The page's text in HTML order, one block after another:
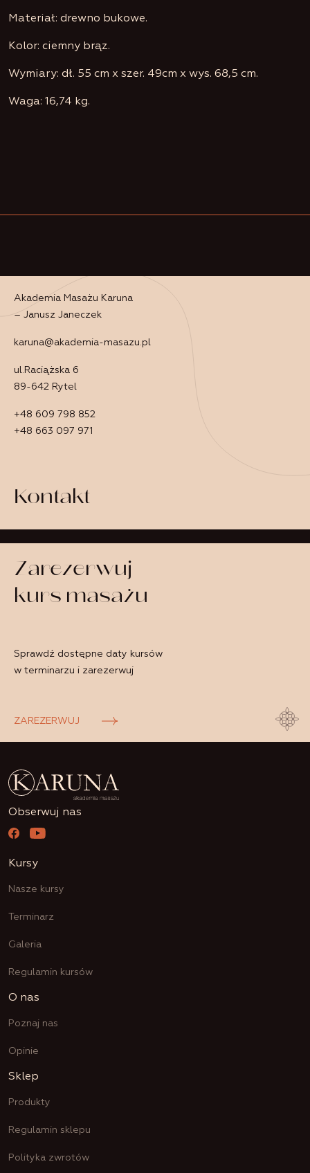
Materiał: drewno bukowe.
Kolor: ciemny brąz.
Wymiary: dł. 55 cm x szer. 49cm x wys. 68,5 cm.
Waga: 16,74 kg.
Akademia Masażu Karuna
– Janusz Janeczek
karuna@akademia-masazu.pl
ul.Raciążska 6
89-642 Rytel
+48 609 798 852
+48 663 097 971
Kontakt
Zarezerwuj
kurs masażu
Sprawdź dostępne daty kursów
w terminarzu i zarezerwuj
ZAREZERWUJ
Obserwuj nas
Kursy
Nasze kursy
Terminarz
Galeria
Regulamin kursów
O nas
Poznaj nas
Opinie
Sklep
Produkty
Regulamin sklepu
Polityka zwrotów